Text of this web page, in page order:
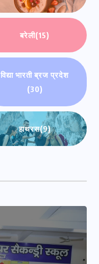
बरेली(15)
विद्या भारती ब्रज प्रदेश
(30)
हाथरस(9)